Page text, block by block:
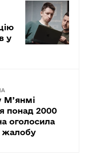
у
М’янмі
понад 2000
оголосила
жалобу